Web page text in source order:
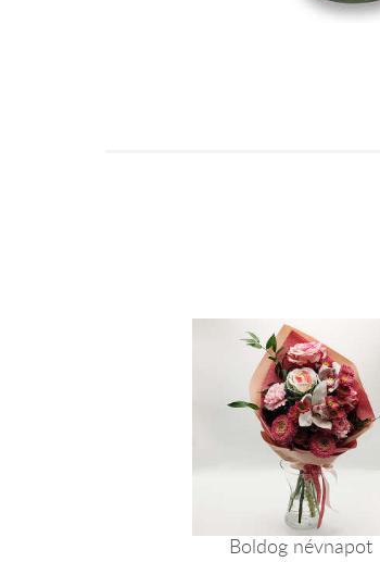
Boldog névnapot